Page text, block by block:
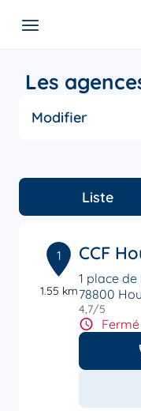
Les
Modifier
Liste
1
1.55 km
CCF
1 place de
78800
4,7/5